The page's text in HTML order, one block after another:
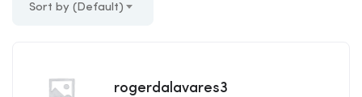
Sort by (Default)
rogerdalavares3